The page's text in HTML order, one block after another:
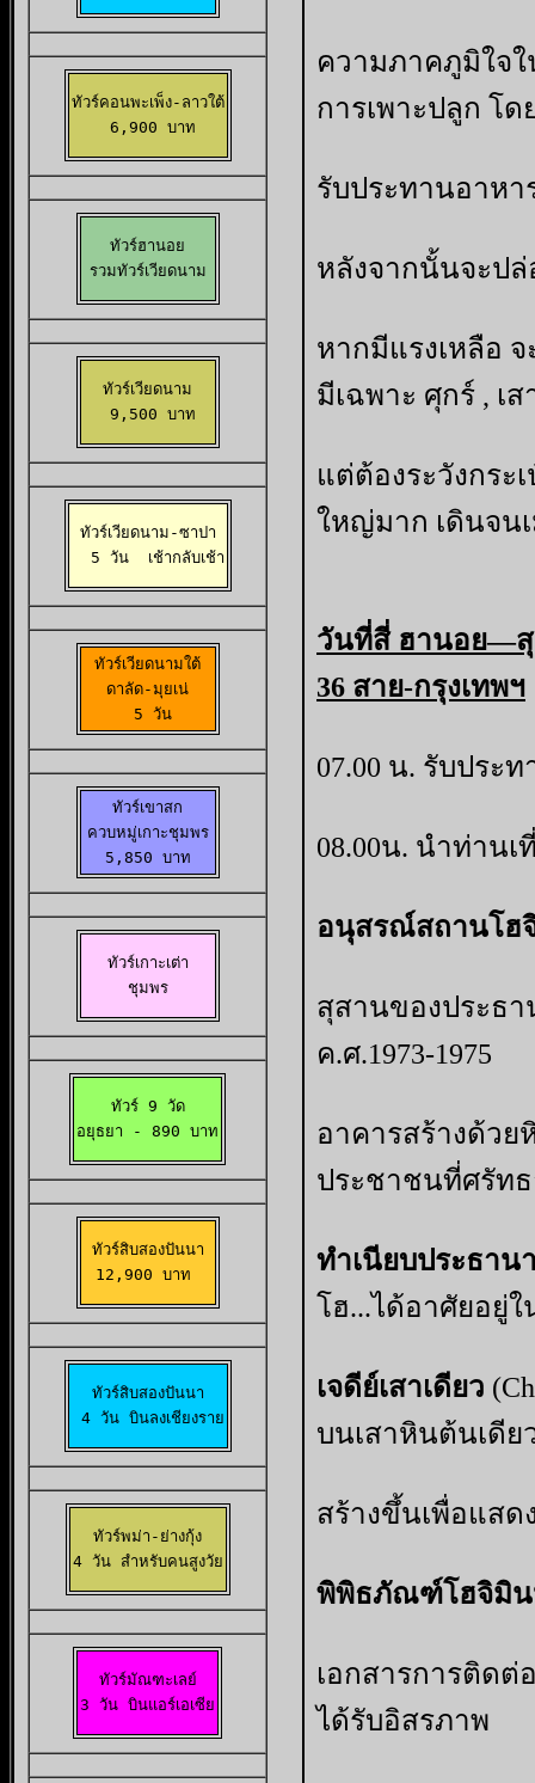
ทัวร์คอนพะเพ็ง-ลาวใต้
6,900 บาท
ทัวร์ฮานอย
รวมทัวร์เวียดนาม
ทัวร์เวียดนาม
9,500 บาท
ทัวร์เวียดนาม-ซาปา
  5 วัน
เช้ากลับเช้า
ทัวร์เวียดนามใต้
ดาลัด-มุยเน่
  5 วัน
ทัวร์เขาสก
ควบหมู่เกาะชุมพร
5,850 บาท
ทัวร์เกาะเต่า
ชุมพร
ทัวร์ 9 วัด
อยุธยา
- 890 บาท
ทัวร์สิบสองปันนา
12,900 บาท
ทัวร์สิบสองปันนา
4 วัน บินลงเชียงราย
ทัวร์พม่า-ย่างกุ้ง
4 วัน สำหรับคนสูงวัย
ทัวร์มัณฑะเลย์
3 วัน บินแอร์เอเซีย
ความภาคภูมิใจ
การเพาะปลูก โ
รับประทานอาห
หลังจากนั้นจะป
หากมีแรงเหลือ
มีเฉพาะ ศุกร์ , เ
แต่ต้องระวังกระ
ใหญ่มาก เดินจน
วันที่สี่ ฮานอย—สุ
36 สาย-กรุงเทพฯ
07.00 น. รับประ
08.00น. นำท่านเ
อนุสรณ์สถานโฮ
สุสานของประธ
ค.ศ.1973-1975
อาคารสร้างด้ว
ประชาชนที่ศรัท
ทำเนียบประธาน
โฮ...ได้อาศัยอยู่
เจดีย์เสาเดียว
บนเสาหินต้นเดี
สร้างขึ้นเพื่อแส
พิพิธภัณฑ์โฮจิมิ
เอกสารการติดต่
ได้รับอิสรภาพ